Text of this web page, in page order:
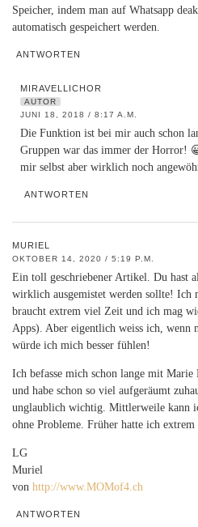
Speicher, indem man auf Whatsapp
automatisch gespeichert werden.
ANTWORTEN
MIRAVELLICHOR
AUTOR
JUNI 18, 2018 / 8:17 A.M.
Die Funktion ist bei mir auch schon
Gruppen war das immer der Horror!
mir selbst aber wirklich noch
ANTWORTEN
MURIEL
OKTOBER 14, 2020 / 5:19 P.M.
Ein toll geschriebener Artikel. Du hast
wirklich ausgemistet werden sollte! Ich
braucht extrem viel Zeit und ich mag
Apps). Aber eigentlich weiss ich, wenn
würde ich mich besser fühlen!
Ich befasse mich schon lange mit
und habe schon so viel aufgeräumt
unglaublich wichtig. Mittlerweile kann
ohne Probleme. Früher hatte ich extrem
LG
Muriel
von http://www.MOMof4.ch
ANTWORTEN